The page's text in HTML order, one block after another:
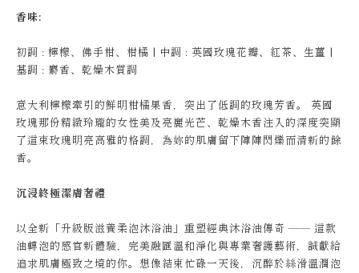
香味:
初調 : 檸檬、佛手柑、柑橘 | 中調 : 英國玫瑰花瓣、紅茶、生薑 |
基調 : 麝香、乾燥木質調
意大利檸檬牽引的鮮明柑橘果香，突出了低調的玫瑰芳香。 英國
玫瑰那份精緻玲瓏的女性美及亮麗光芒、乾燥木香注入的深度突顯
了這束玫瑰明亮高雅的格調，為妳的肌膚留下陣陣閃爍而清新的餘
香。
沉浸終極潔膚奢禮
以全新「升級版滋養柔泡沐浴油」重塑經典沐浴油傳奇 —— 這款
油轉泡的感官新體驗，完美融匯溫和淨化與專業奢護藝術，誠獻給
追求肌膚極致之境的你。想像結束忙碌一天後，沉醉於絲滑溫潤泡